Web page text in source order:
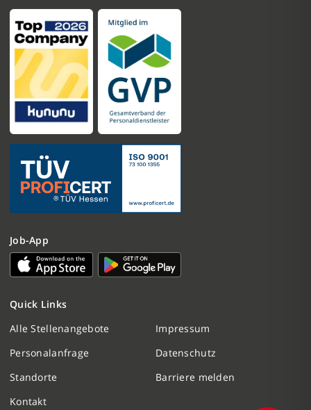
Nachricht schreiben
Initiativbewerbung
Personalanfrage
Job-App
Quick Links
Alle Stellenangebote
Personalanfrage
Standorte
Kontakt
Impressum
Datenschutz
Barriere melden